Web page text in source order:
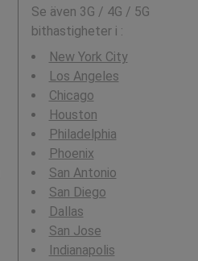
Se även 3G / 4G / 5G
bithastigheter i :
New York City
Los Angeles
Chicago
Houston
Philadelphia
Phoenix
San Antonio
San Diego
Dallas
San Jose
Indianapolis